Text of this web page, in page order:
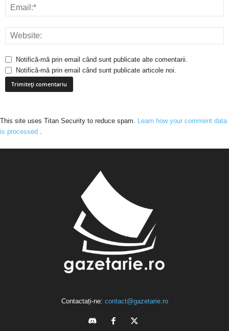
Notifică-mă prin email când sunt publicate alte comentarii.
Notifică-mă prin email când sunt publicate articole noi.
This site uses Titan Security to reduce spam. Learn how your comment data
is processed .
Contactați-ne: contact@gazetarie.ro